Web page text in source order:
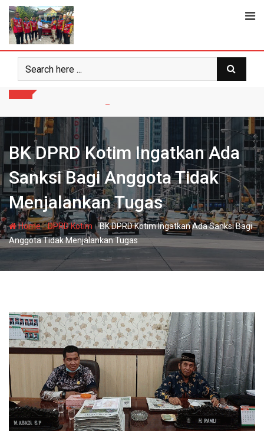
Skip
content
BK DPRD Kotim Ingatkan Ada
Sanksi Bagi Anggota Tidak
Menjalankan Tugas
Home-DPRD Kotim -BK DPRD Kotim Ingatkan Ada Sanksi Bagi
Anggota Tidak Menjalankan Tugas